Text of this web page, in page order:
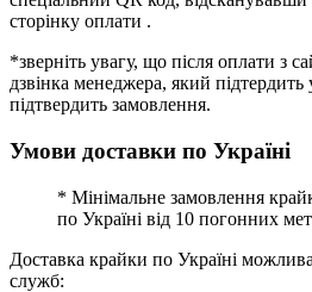
сторінку оплати .
*зверніть увагу, що після оплати з
дзвінка менеджера, який підтердить
підтвердить замовлення.
Умови доставки по Україні
* Мінімальне замовлення
по Україні від 10 погонних
Доставка крайки по Україні
служб: